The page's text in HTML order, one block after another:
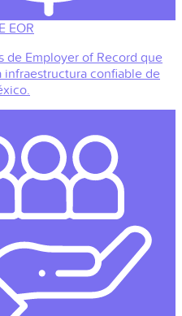
EOR
de Employer of Record que
infraestructura confiable de